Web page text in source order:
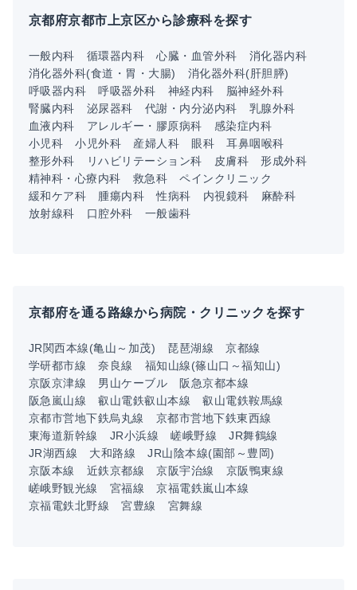
京都府京都市上京区から診療科を探す
一般内科 循環器内科 心臓・血管外科
消化器内科
消化器外科(食道・胃・大腸)
消化器外科(肝胆膵)
呼吸器内科
呼吸器外科 神経内科
脳神経外科
腎臓内科
泌尿器科 代謝・内分泌内科
乳腺外科
血液内科
アレルギー・膠原病科
感染症内科
小児科
小児外科 産婦人科 眼科
耳鼻咽喉科
整形外科
リハビリテーション科 皮膚科
形成外科
精神科・心療内科
救急科
ペインクリニック
緩和ケア科
腫瘍内科 性病科 内視鏡科
麻酔科
放射線科
口腔外科 一般歯科
京都府を通る路線から病院・クリニックを探す
JR関西本線(亀山～加茂) 琵琶湖線
京都線
学研都市線
奈良線
福知山線(篠山口～福知山)
京阪京津線
男山ケーブル
阪急京都本線
阪急嵐山線
叡山電鉄叡山本線
叡山電鉄鞍馬線
京都市営地下鉄烏丸線
京都市営地下鉄東西線
東海道新幹線
JR小浜線 嵯峨野線
JR舞鶴線
JR湖西線
大和路線
JR山陰本線(園部～豊岡)
京阪本線
近鉄京都線 京阪宇治線
京阪鴨東線
嵯峨野観光線
宮福線
京福電鉄嵐山本線
京福電鉄北野線
宮豊線 宮舞線